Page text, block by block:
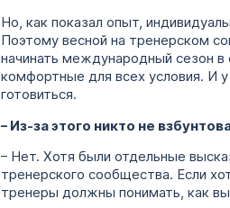
Но, как показал опыт,
Поэтому весной на тренерском
начинать международный сезон
комфортные для всех условия. И
готовиться.
– Из-за этого никто не
– Нет. Хотя были отдельные
тренерского сообщества. Если
тренеры должны понимать, как